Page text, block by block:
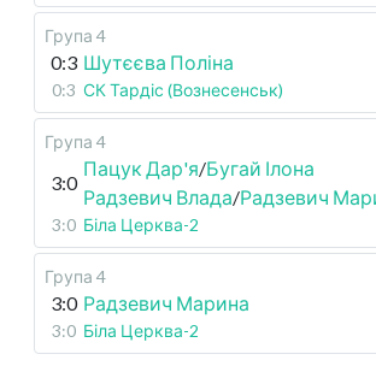
Група 4
0:3 Шутєєва Поліна
0:3 СК Тардіс (Вознесенськ)
Група 4
3:0
Пацук Дар'я/Бугай Ілона
Радзевич Влада/Радзевич
3:0 Біла Церква-2
Група 4
3:0 Радзевич Марина
3:0 Біла Церква-2